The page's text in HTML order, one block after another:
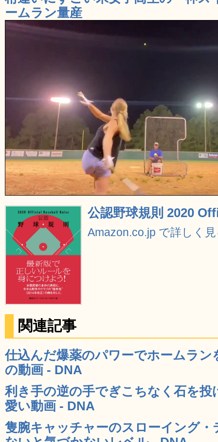
ームラン量産
公認野球規則 2020
Amazon.co.jp で詳しく
関連記事
仕込んだ爆薬のパワーでホームラン
の動画 - DNA
利き手の逆の手でぎこちなく石を
愛い動画 - DNA
隻腕キャッチャーのスローイング